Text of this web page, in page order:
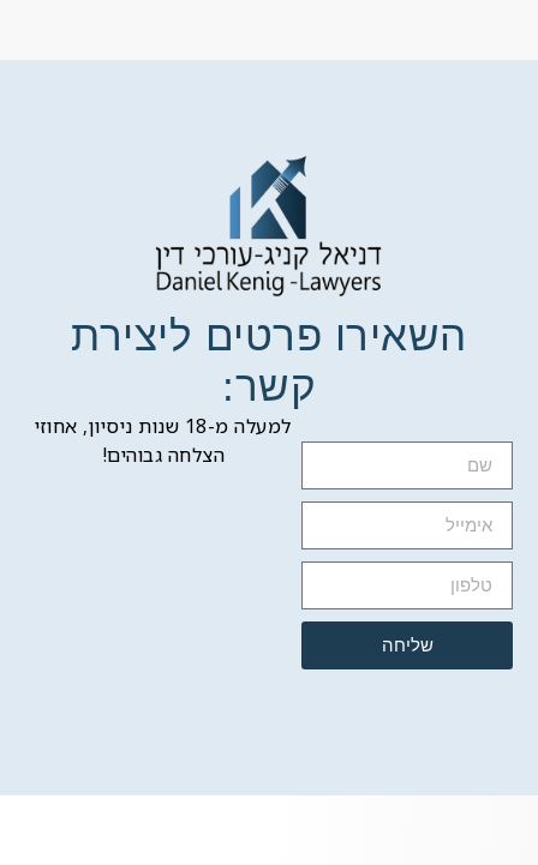
השאירו פרטים ליצירת
קשר:
שליחה
למעלה מ-18 שנות ניסיון, אחוזי
הצלחה גבוהים!